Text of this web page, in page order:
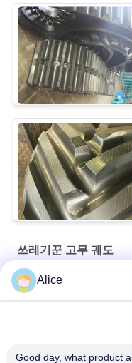
쓰레기꾼 고무 궤도
800x150x68 LD1000 덤퍼
Alice
Good day, what product